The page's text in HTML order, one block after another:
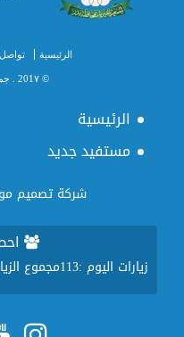
الرئيسية تواصل
© 201٧ . جميع الحقوق محفوظة
الرئيسية
مستفيد جديد
شركة تصميم
زيارات اليوم :113مجموع